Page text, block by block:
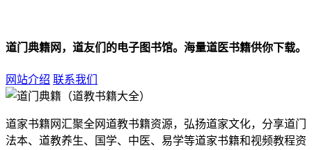
道门典籍网，道友们的电子图书馆。海量道医书籍供你下载。
网站介绍 联系我们
道家书籍网汇聚全网道教书籍资源，弘扬道家文化，分享道门
法本、道教养生、国学、中医、易学等道家书籍和视频教程资